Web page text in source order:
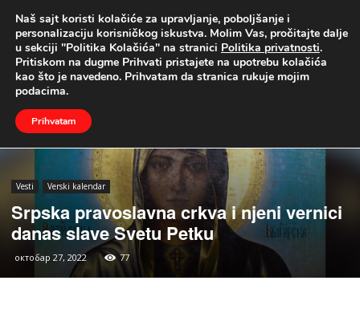
UŽIVO
Naslovna Vesti Verski kalendar
Vesti Verski kalendar
Srpska pravoslavna crkva i njeni vernici
danas slave Svetu Petku
октобар 27, 2022 77
Naš sajt koristi kolačiće za upravljanje, poboljšanje i
personalizaciju korisničkog iskustva. Molim Vas, pročitajte dalje
u sekciji "Politika Kolačića" na stranici Politika privatnosti.
Pritiskom na dugme Prihvati pristajete na upotrebu kolačića
kao što je navedeno. Prihvatam da stranica rukuje mojim
podacima.
Prihvatam